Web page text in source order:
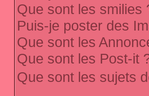
Que sont les smilies
Puis-je poster des
Que sont les
Que sont les Post-it
Que sont les sujets